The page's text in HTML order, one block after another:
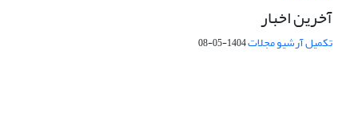
آخرین اخبار
تکمیل آرشیو مجلات1404-05-08